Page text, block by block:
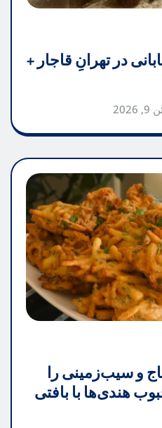
در تهرانِ قاجار +
و سیب‌زمینی را
هندی‌ها با بافتی